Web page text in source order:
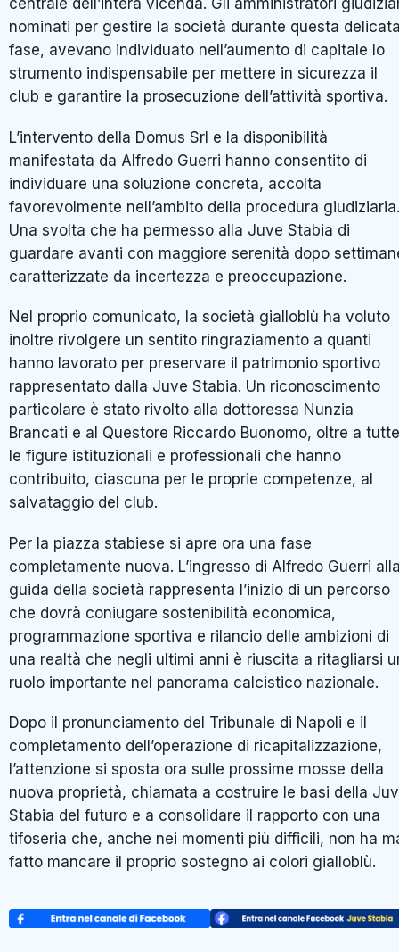
centrale dell’intera vicenda. Gli amministratori
nominati per gestire la società durante questa
fase, avevano individuato nell’aumento di capitale lo
strumento indispensabile per mettere in sicurezza il
club e garantire la prosecuzione dell’attività sportiva.
L’intervento della Domus Srl e la disponibilità
manifestata da Alfredo Guerri hanno consentito di
individuare una soluzione concreta, accolta
favorevolmente nell’ambito della procedura giudiziaria.
Una svolta che ha permesso alla Juve Stabia di
guardare avanti con maggiore serenità dopo
caratterizzate da incertezza e preoccupazione.
Nel proprio comunicato, la società gialloblù ha voluto
inoltre rivolgere un sentito ringraziamento a quanti
hanno lavorato per preservare il patrimonio sportivo
rappresentato dalla Juve Stabia. Un riconoscimento
particolare è stato rivolto alla dottoressa Nunzia
Brancati e al Questore Riccardo Buonomo, oltre a tutte
le figure istituzionali e professionali che hanno
contribuito, ciascuna per le proprie competenze, al
salvataggio del club.
Per la piazza stabiese si apre ora una fase
completamente nuova. L’ingresso di Alfredo Guerri
guida della società rappresenta l’inizio di un percorso
che dovrà coniugare sostenibilità economica,
programmazione sportiva e rilancio delle ambizioni di
una realtà che negli ultimi anni è riuscita a ritagliarsi
ruolo importante nel panorama calcistico nazionale.
Dopo il pronunciamento del Tribunale di Napoli e il
completamento dell’operazione di ricapitalizzazione,
l’attenzione si sposta ora sulle prossime mosse della
nuova proprietà, chiamata a costruire le basi della
Stabia del futuro e a consolidare il rapporto con una
tifoseria che, anche nei momenti più difficili, non ha
fatto mancare il proprio sostegno ai colori gialloblù.